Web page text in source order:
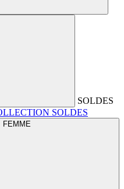
SOLDES
SOLDES
FEMME